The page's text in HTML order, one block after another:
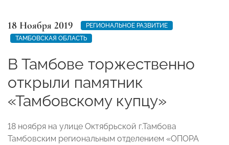
18 Ноября 2019
РЕГИОНАЛЬНОЕ РАЗВИТИЕ
ТАМБОВСКАЯ ОБЛАСТЬ
В Тамбове торжественно
открыли памятник
«Тамбовскому купцу»
18 ноября на улице Октябрьской г.Тамбова
Тамбовским региональным отделением «ОПОРА